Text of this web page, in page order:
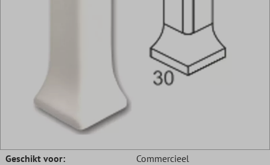
Geschikt voor:
Commercieel